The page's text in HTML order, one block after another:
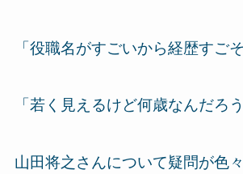
「役職名がすごいから経歴すごそ
「若く見えるけど何歳なんだろう
山田将之さんについて疑問が色